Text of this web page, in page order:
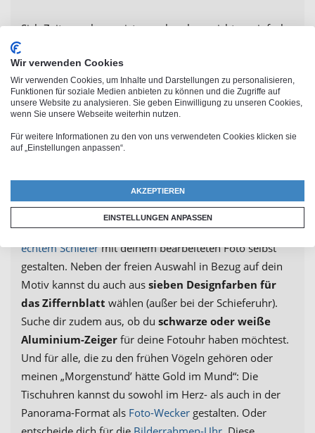
Sich Zeit zu nehmen, ist manchmal gar nicht so einfach.
Möglichkeit, sie sehr kreativ zu gestalten. So empfehlen
wir dir, deine schönsten Fotos herauszusuchen und bei
PhotoFancy hochzuladen. Denn hier kannst du deine
eigenen Bilder kostenlos online bearbeiten. Neben den
Funktionen zur reinen Bildoptimierung bieten wir dir
auch zahlreiche Foto-Effekte, Foto-Rahmen und auch
verwenden“ schließlich bequem auf eine Fotouhr aus
unserem Shop drucken lassen. So kannst du eine
Wanduhr, eineTischuhroder sogar eineUhr aus
echtem Schiefermit deinem bearbeiteten Foto selbst
gestalten. Neben der freien Auswahl in Bezug auf dein
Motiv kannst du auch aus sieben Designfarben für
das Ziffernblatt wählen (außer bei der Schieferuhr).
Suche dir zudem aus, ob du schwarze oder weiße
Aluminium-Zeiger für deine Fotouhr haben möchtest.
Und für alle, die zu den frühen Vögeln gehören oder
meinen „Morgenstund’ hätte Gold im Mund“: Die
Tischuhren kannst du sowohl im Herz- als auch in der
Panorama-Format als Foto-Wecker gestalten. Oder
Wir verwenden Cookies
Wir verwenden Cookies, um Inhalte und Darstellungen zu personalisieren,
Funktionen für soziale Medien anbieten zu können und die Zugriffe auf
unsere Website zu analysieren. Sie geben Einwilligung zu unseren Cookies,
wenn Sie unsere Webseite weiterhin nutzen.
Für weitere Informationen zu den von uns verwendeten Cookies klicken sie
auf „Einstellungen anpassen“.
AKZEPTIEREN
EINSTELLUNGEN ANPASSEN